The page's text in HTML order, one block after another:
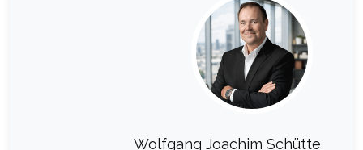
Wolfgang Joachim Schütte